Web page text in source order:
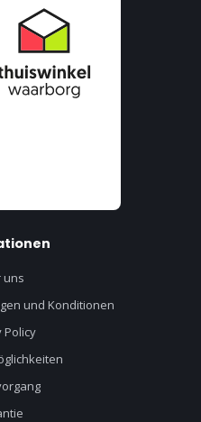
uns
und Konditionen
Policy